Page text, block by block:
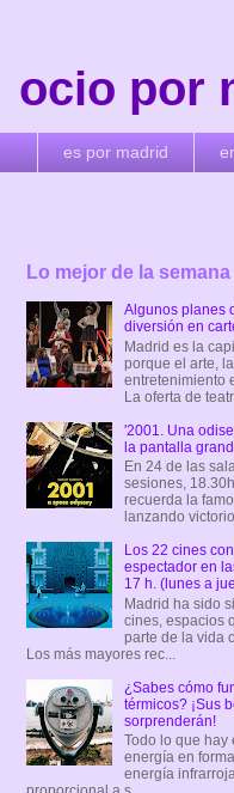
ocio por
es por madrid
Lo mejor de la semana
Algunos planes
diversión en
Madrid es la
porque el arte,
entretenimiento
La oferta de
'2001. Una
la pantalla
En 24 de las
sesiones,
recuerda la
lanzando
Los 22 cines
espectador en
17 h. (lunes a
Madrid ha sido
cines, espacios
parte de la vida
Los más mayores rec...
¿Sabes cómo
térmicos? ¡Sus
sorprenderán!
Todo lo que hay
energía en
energía